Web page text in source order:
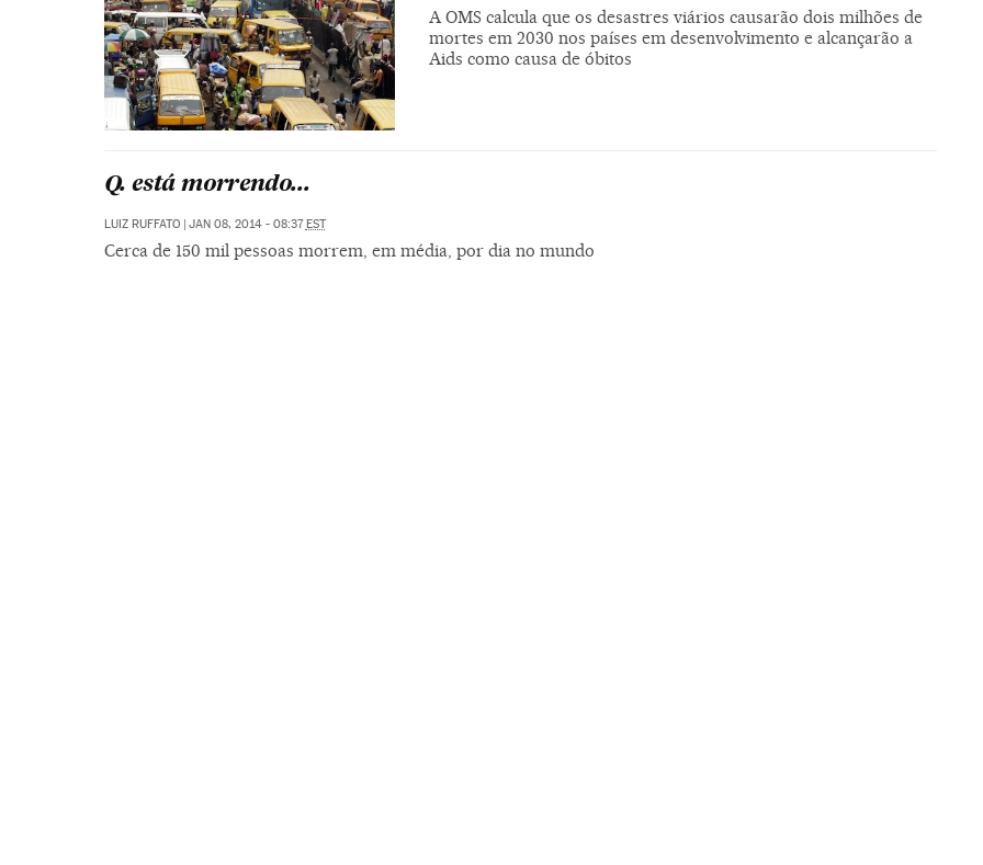
A OMS calcula que os desastres viários causarão dois milhões de
mortes em 2030 nos países em desenvolvimento e alcançarão a
Aids como causa de óbitos
Q. está morrendo...
LUIZ RUFFATO | JAN 08, 2014 - 08:37EST
Cerca de 150 mil pessoas morrem, em média, por dia no mundo